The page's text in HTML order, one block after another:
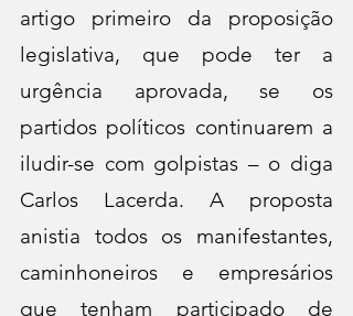
artigo primeiro da proposição
legislativa, que pode ter a
urgência aprovada, se os
partidos políticos continuarem a
iludir-se com golpistas – o diga
Carlos Lacerda. A proposta
anistia todos os manifestantes,
caminhoneiros e empresários
que tenham participado de